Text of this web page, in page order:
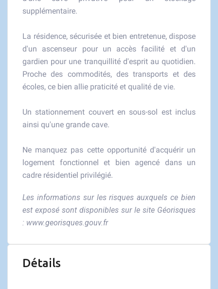
supplémentaire.
La résidence, sécurisée et bien entretenue, dispose
d'un ascenseur pour un accès facilité et d'un
gardien pour une tranquillité d'esprit au quotidien.
Proche des commodités, des transports et des
écoles, ce bien allie praticité et qualité de vie.
Un stationnement couvert en sous-sol est inclus
ainsi qu'une grande cave.
Ne manquez pas cette opportunité d'acquérir un
logement fonctionnel et bien agencé dans un
cadre résidentiel privilégié.
Les informations sur les risques auxquels ce bien
est exposé sont disponibles sur le site Géorisques
: www.georisques.gouv.fr
Détails